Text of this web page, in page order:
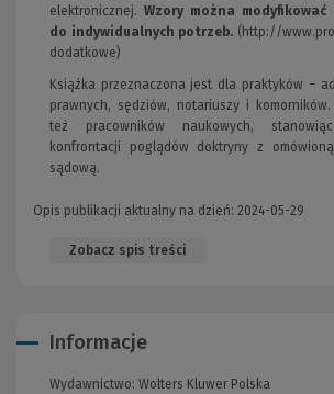
elektronicznej. Wzory można
do indywidualnych potrzeb. (http://
dodatkowe)
Książka przeznaczona jest dla praktyków –
prawnych, sędziów, notariuszy i
też pracowników naukowych,
konfrontacji poglądów doktryny z
sądową.
Opis publikacji aktualny na dzień: 2024-05-29
Zobacz spis treści
Informacje
Wydawnictwo: Wolters Kluwer Polska